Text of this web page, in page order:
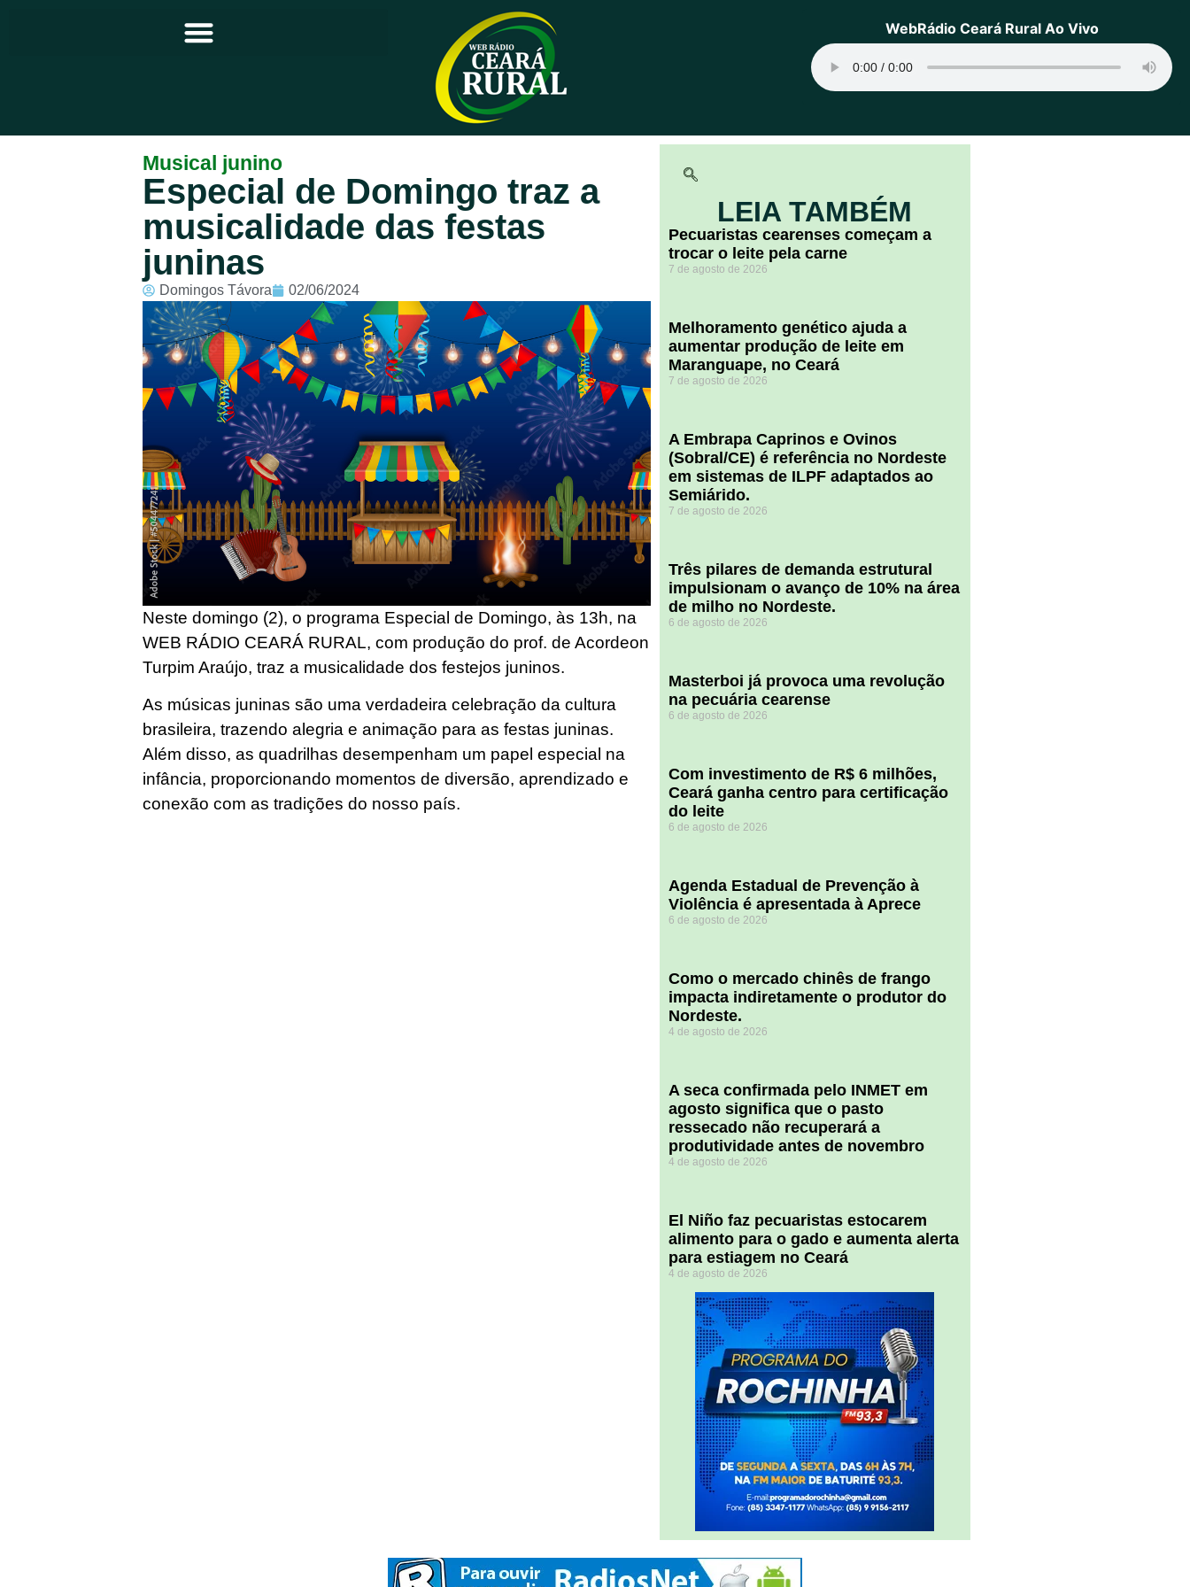
Principal
Notícias
Programação
Equipe
Contato
Sobre
WebRádio Ceará Rural Ao Vivo
Musical junino
Especial de Domingo traz a
musicalidade das festas
juninas
Domingos Távora 02/06/2024
Neste domingo (2), o programa Especial de Domingo, às 13h, na
WEB RÁDIO CEARÁ RURAL, com produção do prof. de Acordeon
Turpim Araújo, traz a musicalidade dos festejos juninos.
As músicas juninas são uma verdadeira celebração da cultura
brasileira, trazendo alegria e animação para as festas juninas.
Além disso, as quadrilhas desempenham um papel especial na
infância, proporcionando momentos de diversão, aprendizado e
conexão com as tradições do nosso país.
LEIA TAMBÉM
Pecuaristas cearenses começam a
trocar o leite pela carne
7 de agosto de 2026
Melhoramento genético ajuda a
aumentar produção de leite em
Maranguape, no Ceará
7 de agosto de 2026
A Embrapa Caprinos e Ovinos
(Sobral/CE) é referência no Nordeste
em sistemas de ILPF adaptados ao
Semiárido.
7 de agosto de 2026
​Três pilares de demanda estrutural
impulsionam o avanço de 10% na área
de milho no Nordeste.
6 de agosto de 2026
Masterboi já provoca uma revolução
na pecuária cearense
6 de agosto de 2026
Com investimento de R$ 6 milhões,
Ceará ganha centro para certificação
do leite
6 de agosto de 2026
Agenda Estadual de Prevenção à
Violência é apresentada à Aprece
6 de agosto de 2026
​Como o mercado chinês de frango
impacta indiretamente o produtor do
Nordeste.
4 de agosto de 2026
A seca confirmada pelo INMET em
agosto significa que o pasto
ressecado não recuperará a
produtividade antes de novembro
4 de agosto de 2026
El Niño faz pecuaristas estocarem
alimento para o gado e aumenta alerta
para estiagem no Ceará
4 de agosto de 2026